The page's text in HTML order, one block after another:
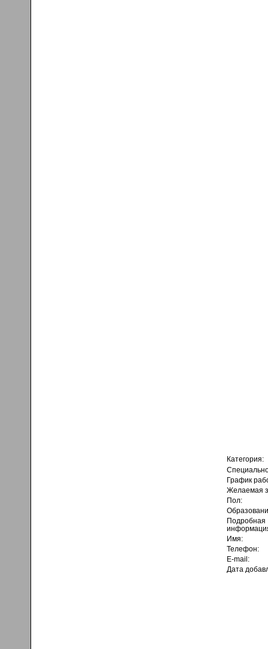
Категория:
График
Желаемая
Пол:
Подробная
Имя:
Телефон:
E-mail:
Дата